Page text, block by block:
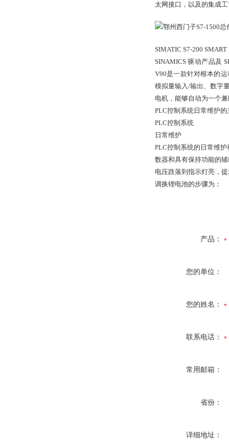
太网接口，以及的集成
SIMATIC S7-200
SINAMICS 驱动产品及
V90是一款针对根本的
模拟量输入/输出、数字
电机，能够自动为一个
PLC控制系统日常维护的
PLC控制系统
日常维护
PLC控制系统的日常维
数器和具有保持功能的
电压跌落到指示灯亮，
调换锂电池的步骤为：
产品：
您的单位：
您的姓名：
联系电话：
常用邮箱：
省份：
详细地址：